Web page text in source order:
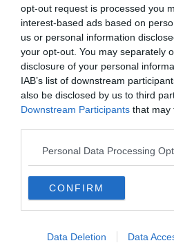
opt-out request is processed you
interest-based ads based on
us or personal information
your opt-out. You may separately
disclosure of your personal
IAB’s list of downstream
also be disclosed by us to third
Downstream Participants that may
Personal Data Processing
CONFIRM
Data Deletion Data
Zelensky a Belgrado:
più centrali elettriche